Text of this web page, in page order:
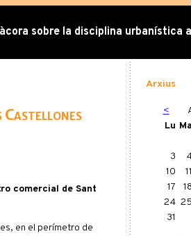
sobre la disciplina urbanística
Castellones
comercial de Sant
en el perímetro de
Arxius
<
Lu Ma
3
10
11
17
18
24 25
31